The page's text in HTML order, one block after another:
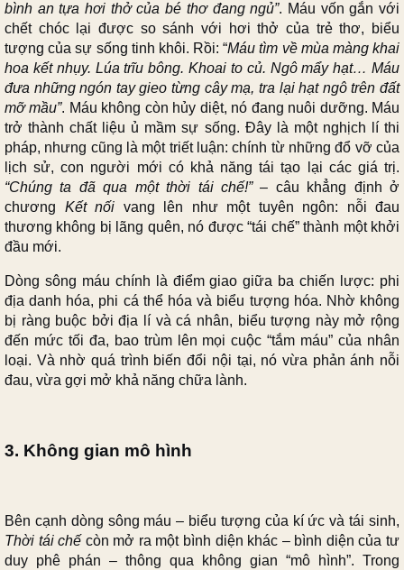
bình an tựa hơi thở của bé thơ đang ngủ”. Máu vốn gắn với
chết chóc lại được so sánh với hơi thở của trẻ thơ, biểu
tượng của sự sống tinh khôi. Rồi: “Máu tìm về mùa màng khai
hoa kết nhụy. Lúa trĩu bông. Khoai to củ. Ngô mẩy hạt… Máu
đưa những ngón tay gieo từng cây mạ, tra lại hạt ngô trên đất
mỡ mầu”. Máu không còn hủy diệt, nó đang nuôi dưỡng. Máu
trở thành chất liệu ủ mầm sự sống. Đây là một nghịch lí thi
pháp, nhưng cũng là một triết luận: chính từ những đổ vỡ của
lịch sử, con người mới có khả năng tái tạo lại các giá trị.
“Chúng ta đã qua một thời tái chế!”– câu khẳng định ở
chương Kết nối vang lên như một tuyên ngôn: nỗi đau
thương không bị lãng quên, nó được “tái chế” thành một khởi
đầu mới.
Dòng sông máu chính là điểm giao giữa ba chiến lược: phi
địa danh hóa, phi cá thể hóa và biểu tượng hóa. Nhờ không
bị ràng buộc bởi địa lí và cá nhân, biểu tượng này mở rộng
đến mức tối đa, bao trùm lên mọi cuộc “tắm máu” của nhân
loại. Và nhờ quá trình biến đổi nội tại, nó vừa phản ánh nỗi
đau, vừa gợi mở khả năng chữa lành.
3. Không gian mô hình
Bên cạnh dòng sông máu – biểu tượng của kí ức và tái sinh,
Thời tái chế còn mở ra một bình diện khác – bình diện của tư
duy phê phán – thông qua không gian “mô hình”. Trong